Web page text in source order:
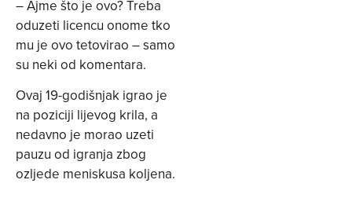
– Ajme što je ovo? Treba
oduzeti licencu onome tko
mu je ovo tetovirao – samo
su neki od komentara.
Ovaj 19-godišnjak igrao je
na poziciji lijevog krila, a
nedavno je morao uzeti
pauzu od igranja zbog
ozljede meniskusa koljena.